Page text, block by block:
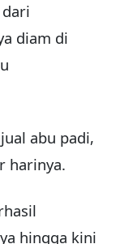
diam di
abu padi,
harinya.
hingga kini